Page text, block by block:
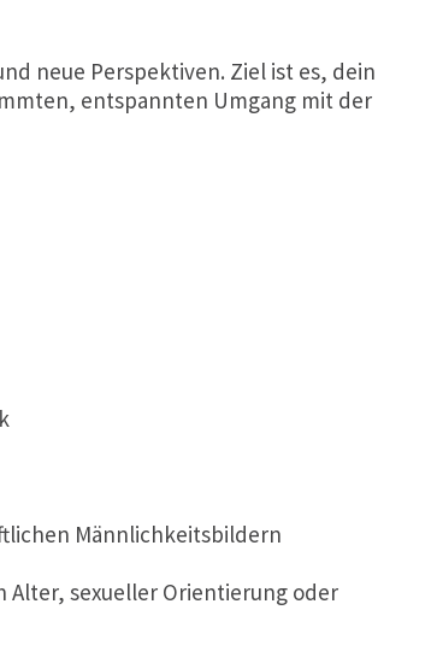
neue Perspektiven. Ziel ist es, dein
entspannten Umgang mit der
Männlichkeitsbildern
Alter, sexueller Orientierung oder